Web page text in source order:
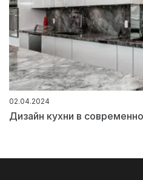
02.04.2024
Дизайн кухни в